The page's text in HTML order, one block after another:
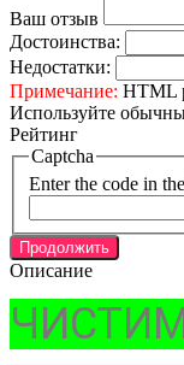
Ваш отзыв
Достоинства:
Недостатки:
Примечание: HTML
Используйте
Рейтинг
Captcha
Enter the code in
Продолжить
Описание